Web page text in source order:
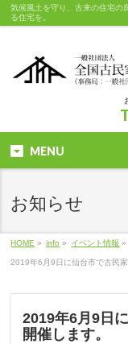
気候風土を守り、古来の住宅の
る住宅を。
MENU
お知らせ
HOME » info » イベント情報 »
2019年6月9日に仙台市で古民
2019年6月9日
開催します。